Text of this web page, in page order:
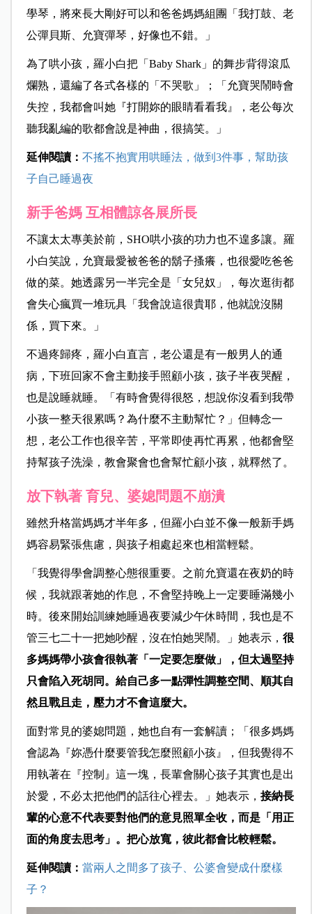
學琴，將來長大剛好可以和爸爸媽媽組團「我打鼓、老
公彈貝斯、允寶彈琴，好像也不錯。」
為了哄小孩，羅小白把「Baby Shark」的舞步背得滾瓜
爛熟，還編了各式各樣的「不哭歌」；「允寶哭鬧時會
失控，我都會叫她『打開妳的眼睛看看我』，老公每次
聽我亂編的歌都會說是神曲，很搞笑。」
延伸閱讀： 不搖不抱實用哄睡法，做到3件事，幫助孩
子自己睡過夜
新手爸媽 互相體諒各展所長
不讓太太專美於前，SHO哄小孩的功力也不遑多讓。羅
小白笑說，允寶最愛被爸爸的鬍子搔癢，也很愛吃爸爸
做的菜。她透露另一半完全是「女兒奴」，每次逛街都
會失心瘋買一堆玩具「我會說這很貴耶，他就說沒關
係，買下來。」
不過疼歸疼，羅小白直言，老公還是有一般男人的通
病，下班回家不會主動接手照顧小孩，孩子半夜哭醒，
也是說睡就睡。「有時會覺得很怒，想說你沒看到我帶
小孩一整天很累嗎？為什麼不主動幫忙？」但轉念一
想，老公工作也很辛苦，平常即使再忙再累，他都會堅
持幫孩子洗澡，教會聚會也會幫忙顧小孩，就釋然了。
放下執著 育兒、婆媳問題不崩潰
雖然升格當媽媽才半年多，但羅小白並不像一般新手媽
媽容易緊張焦慮，與孩子相處起來也相當輕鬆。
「我覺得學會調整心態很重要。之前允寶還在夜奶的時
候，我就跟著她的作息，不會堅持晚上一定要睡滿幾小
時。後來開始訓練她睡過夜要減少午休時間，我也是不
管三七二十一把她吵醒，沒在怕她哭鬧。
」她表示， 很
多媽媽帶小孩會很執著「一定要怎麼做」，但太過堅持
只會陷入死胡同。給自己多一點彈性調整空間、順其自
然且戰且走，壓力才不會這麼大。
面對常見的婆媳問題，她也自有一套解讀；「很多媽媽
會認為『妳憑什麼要管我怎麼照顧小孩』，但我覺得不
用執著在『控制』這一塊，長輩會關心孩子其實也是出
於愛，不必太把他們的話往心裡去。」她表示， 接納長
輩的心意不代表要對他們的意見照單全收，而是「用正
面的角度去思考」。把心放寬，彼此都會比較輕鬆。
延伸閱讀： 當兩人之間多了孩子、公婆會變成什麼樣
子？